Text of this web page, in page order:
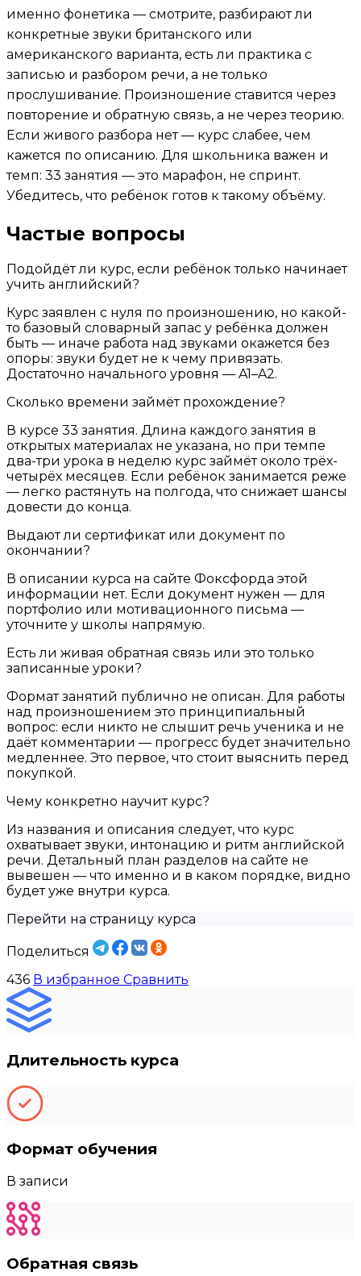
именно фонетика — смотрите, разбирают ли
конкретные звуки британского или
американского варианта, есть ли практика с
записью и разбором речи, а не только
прослушивание. Произношение ставится через
повторение и обратную связь, а не через теорию.
Если живого разбора нет — курс слабее, чем
кажется по описанию. Для школьника важен и
темп: 33 занятия — это марафон, не спринт.
Убедитесь, что ребёнок готов к такому объёму.
Частые вопросы
Подойдёт ли курс, если ребёнок только начинает
учить английский?
Курс заявлен с нуля по произношению, но какой-
то базовый словарный запас у ребёнка должен
быть — иначе работа над звуками окажется без
опоры: звуки будет не к чему привязать.
Достаточно начального уровня — A1–A2.
Сколько времени займёт прохождение?
В курсе 33 занятия. Длина каждого занятия в
открытых материалах не указана, но при темпе
два-три урока в неделю курс займёт около трёх-
четырёх месяцев. Если ребёнок занимается реже
— легко растянуть на полгода, что снижает шансы
довести до конца.
Выдают ли сертификат или документ по
окончании?
В описании курса на сайте Фоксфорда этой
информации нет. Если документ нужен — для
портфолио или мотивационного письма —
уточните у школы напрямую.
Есть ли живая обратная связь или это только
записанные уроки?
Формат занятий публично не описан. Для работы
над произношением это принципиальный
вопрос: если никто не слышит речь ученика и не
даёт комментарии — прогресс будет значительно
медленнее. Это первое, что стоит выяснить перед
покупкой.
Чему конкретно научит курс?
Из названия и описания следует, что курс
охватывает звуки, интонацию и ритм английской
речи. Детальный план разделов на сайте не
вывешен — что именно и в каком порядке, видно
будет уже внутри курса.
Перейти на страницу курса
Поделиться
436 В избранное Сравнить
Длительность курса
Формат обучения
В записи
Обратная связь